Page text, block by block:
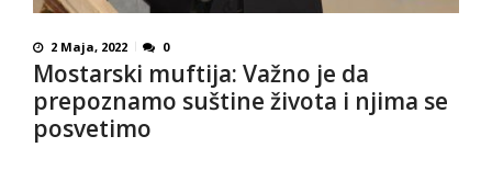
2 Maja, 2022 0
Mostarski muftija: Važno je da
prepoznamo suštine života i njima se
posvetimo